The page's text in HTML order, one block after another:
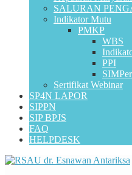
SALURAN
Indikator Mutu
PMKP
WBS
PPI
Sertifikat Webinar
SP4N LAPOR
SIPPN
SIP BPJS
FAQ
HELPDESK